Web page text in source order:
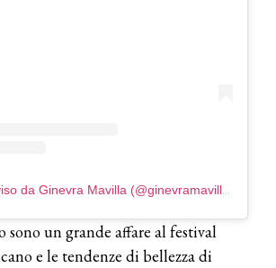
Un post condiviso da Ginevra Mavilla (@ginevramavilla)
sono un grande affare al festival
e le tendenze di bellezza di